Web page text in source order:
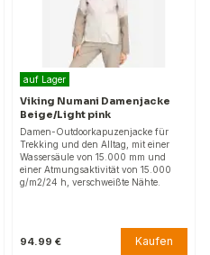
auf Lager
Viking Numani Damenjacke
Beige/Light pink
Damen-Outdoorkapuzenjacke für
Trekking und den Alltag, mit einer
Wassersäule von 15.000 mm und
einer Atmungsaktivität von 15.000
g/m2/24 h, verschweißte Nähte.
94.99 € Kaufen